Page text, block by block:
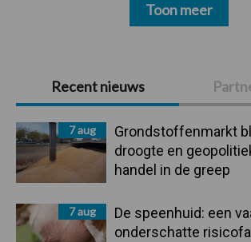
Primaire
Sidebar
Recent nieuws
7 aug
Grondstoffenmarkt
droogte en
handel in de greep
7 aug
De speenhuid: een
onderschatte
Toon meer